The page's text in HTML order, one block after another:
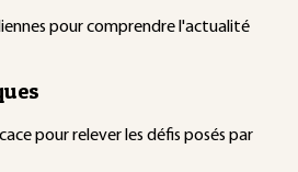
pour comprendre l'actualité
pour relever les défis posés par